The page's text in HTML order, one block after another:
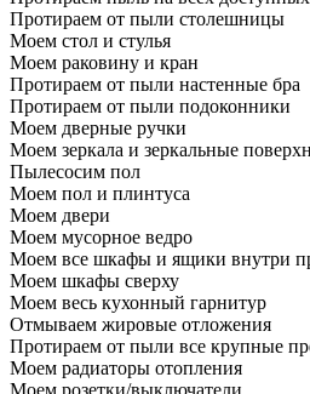
Протираем от пыли столешницы
Моем стол и стулья
Моем раковину и кран
Протираем от пыли настенные бра
Протираем от пыли подоконники
Моем дверные ручки
Моем зеркала и зеркальные
Пылесосим пол
Моем пол и плинтуса
Моем двери
Моем мусорное ведро
Моем все шкафы и ящики внутри
Моем шкафы сверху
Моем весь кухонный гарнитур
Отмываем жировые отложения
Протираем от пыли все крупные
Моем радиаторы отопления
Моем розетки/выключатели